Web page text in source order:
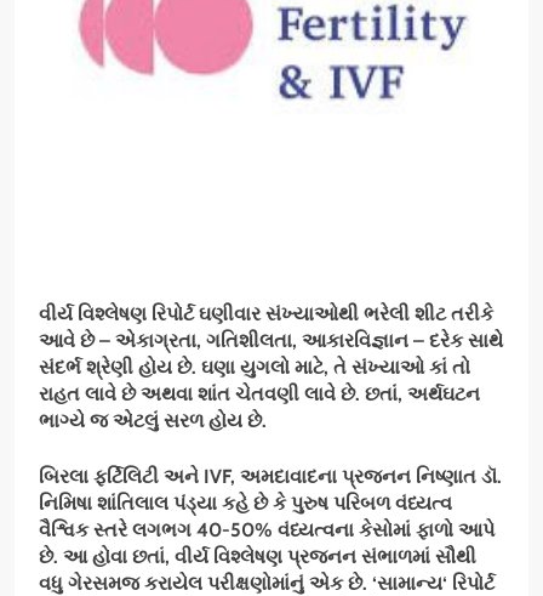
વીર્ય વિશ્લેષણ રિપોર્ટ ઘણીવાર સંખ્યાઓથી ભરેલી શીટ તરીકે
આવે છે – એકાગ્રતા, ગતિશીલતા, આકારવિજ્ઞાન – દરેક સાથે
સંદર્ભ શ્રેણી હોય છે. ઘણા યુગલો માટે, તે સંખ્યાઓ કાં તો
રાહત લાવે છે અથવા શાંત ચેતવણી લાવે છે. છતાં, અર્થઘટન
ભાગ્યે જ એટલું સરળ હોય છે.
બિરલા ફર્ટિલિટી અને IVF, અમદાવાદના પ્રજનન નિષ્ણાત ડૉ.
નિમિષા શાંતિલાલ પંડ્યા કહે છે કે પુરુષ પરિબળ વંધ્યત્વ
વૈશ્વિક સ્તરે લગભગ 40-50% વંધ્યત્વના કેસોમાં ફાળો આપે
છે. આ હોવા છતાં, વીર્ય વિશ્લેષણ પ્રજનન સંભાળમાં સૌથી
વધુ ગેરસમજ કરાયેલ પરીક્ષણોમાંનું એક છે. ‘સામાન્ય‘ રિપોર્ટ